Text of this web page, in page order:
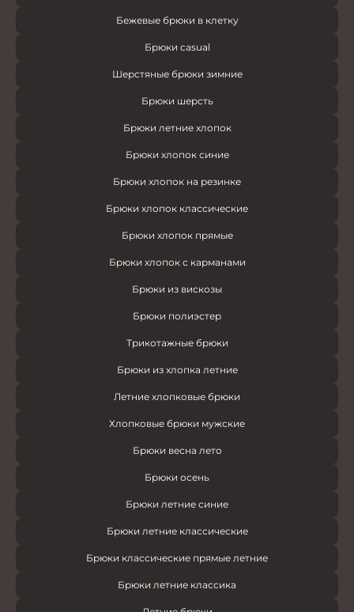
Бежевые брюки в клетку
Брюки casual
Шерстяные брюки зимние
Брюки шерсть
Брюки летние хлопок
Брюки хлопок синие
Брюки хлопок на резинке
Брюки хлопок классические
Брюки хлопок прямые
Брюки хлопок с карманами
Брюки из вискозы
Брюки полиэстер
Трикотажные брюки
Брюки из хлопка летние
Летние хлопковые брюки
Хлопковые брюки мужские
Брюки весна лето
Брюки осень
Брюки летние синие
Брюки летние классические
Брюки классические прямые летние
Брюки летние классика